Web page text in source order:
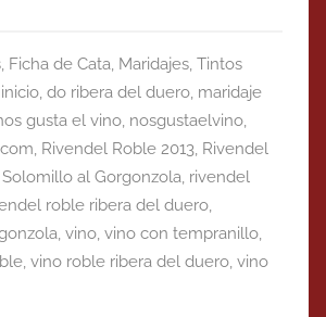
, Ficha de Cata, Maridajes, Tintos
, do ribera del duero, maridaje
gusta el vino, nosgustaelvino,
, Rivendel Roble 2013, Rivendel
al Gorgonzola, rivendel
roble ribera del duero,
, vino, vino con tempranillo,
, vino roble ribera del duero, vino